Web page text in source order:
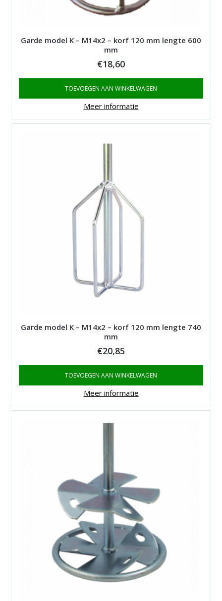
Garde model K – M14x2 – korf 120 mm lengte 600
mm
€18,60
TOEVOEGEN AAN WINKELWAGEN
Meer informatie
Garde model K – M14x2 – korf 120 mm lengte 740
mm
€20,85
TOEVOEGEN AAN WINKELWAGEN
Meer informatie